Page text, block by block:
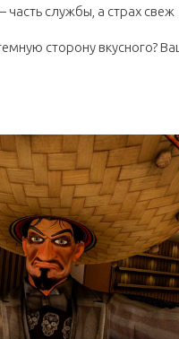
службы, а страх свеж
сторону вкусного?